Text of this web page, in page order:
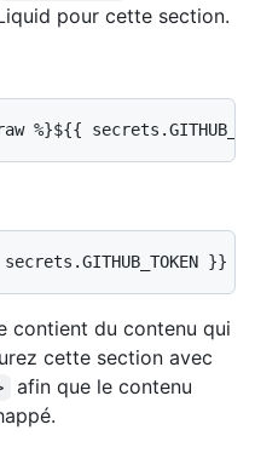
pour cette section.
contient du contenu qui
cette section avec
afin que le contenu